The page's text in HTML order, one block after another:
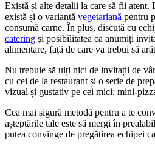
Există și alte detalii la care să fii atent.
există și o variantă vegetariană pentru
consumă carne. În plus, discută cu
catering și posibilitatea ca anumiți
alimentare, față de care va trebui să
Nu trebuie să uiți nici de invitații de
cu cei de la restaurant și o serie de
vizual și gustativ pe cei mici: mini-
Cea mai sigură metodă pentru a te
așteptările tale este să mergi în
putea convinge de pregătirea echipei